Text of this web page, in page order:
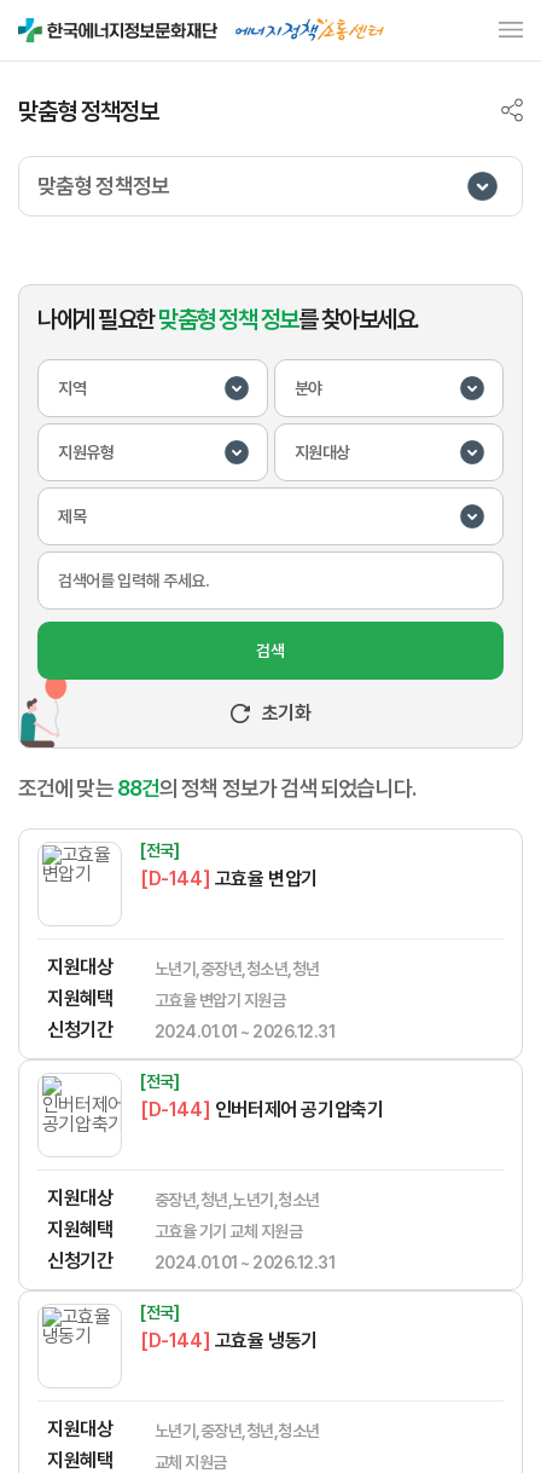
맞춤형 정책정보
맞춤형 정책정보
나에게 필요한맞춤형 정책 정보를 찾아보세요.
검색
초기화
조건에 맞는88건의 정책 정보가 검색 되었습니다.
[전국]
[D-144] 고효율 변압기
지원대상 노년기,중장년,청소년,청년
지원혜택 ​​​​​‌​​​‌​​‌​​​​‌​​‌‌‌​​​​‌‌‌‌‌​‌​​​​‌‌고효율 변압기 지원금
신청기간 2024.01.01 ~ 2026.12.31
[전국]
[D-144] 인버터제어 공기압축기
지원대상 중장년,청년,노년기,청소년
지원혜택 ​​​​​‌​​​‌​​‌​​​​‌​​‌‌‌​​​​‌‌‌‌‌​‌​​​​‌‌고효율 기기 교체 지원금
신청기간 2024.01.01 ~ 2026.12.31
[전국]
[D-144] 고효율 냉동기
지원대상 노년기,중장년,청년,청소년
지원혜택 ​​​​​‌​​​‌​​‌​​​​‌​​‌‌‌​​​​‌‌‌‌‌​‌​​​​‌‌교체 지원금